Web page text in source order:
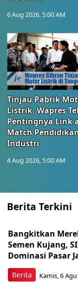
6 Aug 2026, 5:00 AM
Tinjau Pabrik
Listrik, Wapres
Pentingnya Link
Match
Industri
4 Aug 2026, 5:00 AM
Berita Terkini
Berita
Bangkitkan
Semen Kujang,
Dominasi Pasar
Kamis, 6